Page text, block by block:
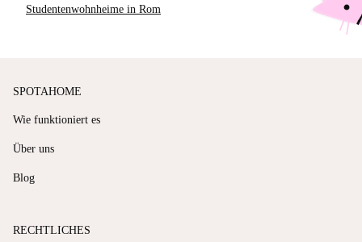
Studentenwohnheime in Rom
SPOTAHOME
Wie funktioniert es
Über uns
Blog
RECHTLICHES